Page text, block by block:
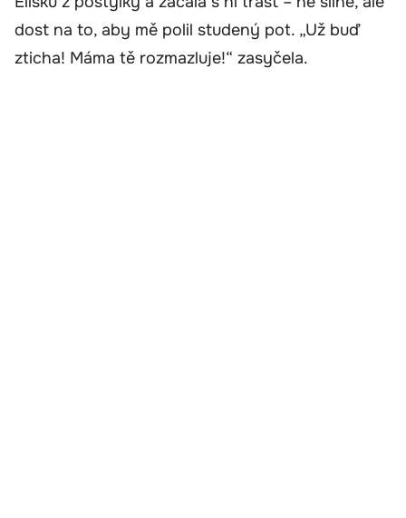
dost na to, aby mě polil studený pot. „Už buď
zticha! Máma tě rozmazluje!“ zasyčela.